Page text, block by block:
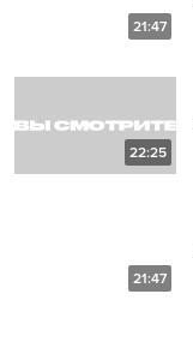
21:47
22:25
21:47